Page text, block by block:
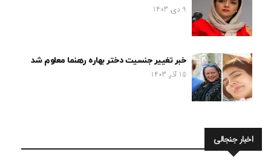
9 دی, 1403
خبر تغییر جنسیت دختر بهاره رهنما معلوم شد
15 آذر, 1403
اخبار جنجالی